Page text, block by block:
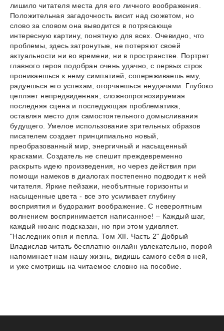
лишило читателя места для его личного воображения.
Положительная загадочность висит над сюжетом, но
слово за словом она выводится в потрясающе
интересную картину, понятную для всех. Очевидно, что
проблемы, здесь затронутые, не потеряют своей
актуальности ни во времени, ни в пространстве. Портрет
главного героя подобран очень удачно, с первых строк
проникаешься к нему симпатией, сопереживаешь ему,
радуешься его успехам, огорчаешься неудачами. Глубоко
цепляет непредвиденная, сложнопрогнозируемая
последняя сцена и последующая проблематика,
оставляя место для самостоятельного домысливания
будущего. Умелое использование зрительных образов
писателем создает принципиально новый,
преобразованный мир, энергичный и насыщенный
красками. Создатель не спешит преждевременно
раскрыть идею произведения, но через действия при
помощи намеков в диалогах постепенно подводит к ней
читателя. Яркие пейзажи, необъятные горизонты и
насыщенные цвета - все это усиливает глубину
восприятия и будоражит воображение. С невероятным
волнением воспринимается написанное! – Каждый шаг,
каждый нюанс подсказан, но при этом удивляет.
"Наследник огня и пепла. Том XII. Часть 2" Добрый
Владислав читать бесплатно онлайн увлекательно, порой
напоминает нам нашу жизнь, видишь самого себя в ней,
и уже смотришь на читаемое словно на пособие.